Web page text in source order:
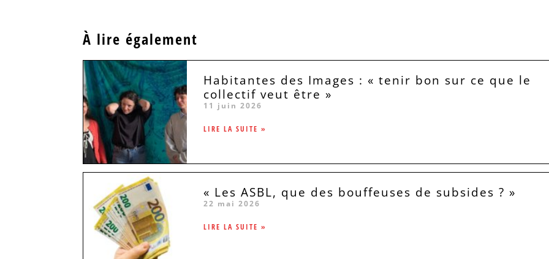
À lire également
Habitantes des Images : « tenir bon sur ce que le
collectif veut être »
11 juin 2026
LIRE LA SUITE »
« Les ASBL, que des bouffeuses de subsides ? »
22 mai 2026
LIRE LA SUITE »